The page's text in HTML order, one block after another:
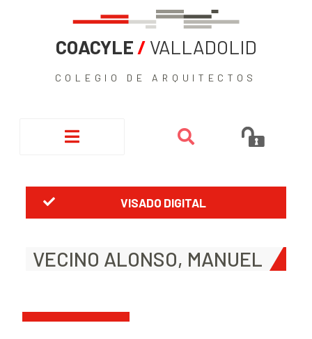
COACYLE / VALLADOLID
COLEGIO DE ARQUITECTOS
VISADO DIGITAL
VECINO ALONSO, MANUEL